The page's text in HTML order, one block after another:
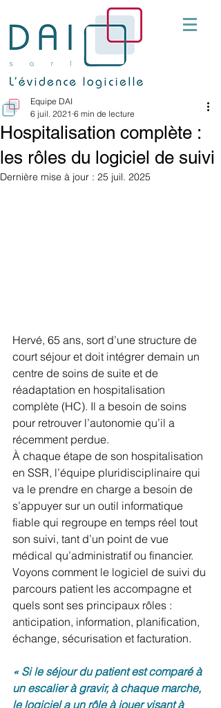
Hospitalisation complète :
les rôles du logiciel de suivi
Equipe DAI
6 juil. 2021 6 min de lecture
Dernière mise à jour : 25 juil. 2025
Hervé, 65 ans, sort d’une structure de
court séjour et doit intégrer demain un
centre de soins de suite et de
réadaptation en hospitalisation
complète (HC). Il a besoin de soins
pour retrouver l’autonomie qu’il a
récemment perdue.
À chaque étape de son hospitalisation
en SSR, l’équipe pluridisciplinaire qui
va le prendre en charge a besoin de
s’appuyer sur un outil informatique
fiable qui regroupe en temps réel tout
son suivi, tant d’un point de vue
médical qu’administratif ou financier.
Voyons comment le logiciel de suivi du
parcours patient les accompagne et
quels sont ses principaux rôles :
anticipation, information, planification,
échange, sécurisation et facturation.
« Si le séjour du patient est comparé à
un escalier à gravir, à chaque marche,
le logiciel a un rôle à jouer visant à